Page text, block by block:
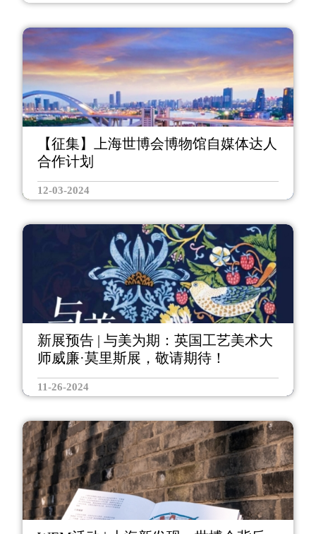
【征集】上海世博会博物馆自媒体达人
合作计划
12-03-2024
新展预告 | 与美为期：英国工艺美术大
师威廉·莫里斯展，敬请期待！
11-26-2024